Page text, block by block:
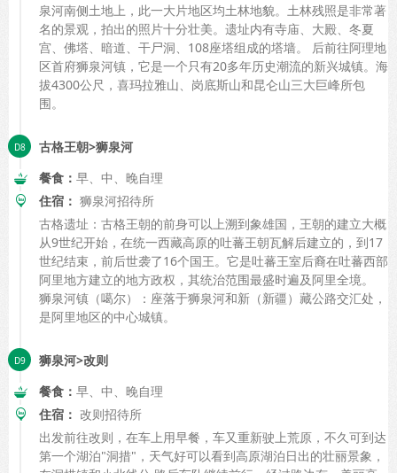
泉河南侧土地上，此一大片地区均土林地貌。土林残照是非常著
名的景观，拍出的照片十分壮美。遗址内有寺庙、大殿、冬夏
宫、佛塔、暗道、干尸洞、108座塔组成的塔墙。 后前往阿理地
区首府狮泉河镇，它是一个只有20多年历史潮流的新兴城镇。海
拔4300公尺，喜玛拉雅山、岗底斯山和昆仑山三大巨峰所包
围。
古格王朝>狮泉河
餐食： 早、中、晚自理
住宿： 狮泉河招待所
古格遗址：古格王朝的前身可以上溯到象雄国，王朝的建立大概
从9世纪开始，在统一西藏高原的吐蕃王朝瓦解后建立的，到17
世纪结束，前后世袭了16个国王。它是吐蕃王室后裔在吐蕃西部
阿里地方建立的地方政权，其统治范围最盛时遍及阿里全境。
狮泉河镇（噶尔）：座落于狮泉河和新（新疆）藏公路交汇处，
是阿里地区的中心城镇。
狮泉河>改则
餐食： 早、中、晚自理
住宿： 改则招待所
出发前往改则，在车上用早餐，车又重新驶上荒原，不久可到达
第一个湖泊"洞措"，天气好可以看到高原湖泊日出的壮丽景象，